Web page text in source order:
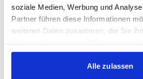
soziale Medien, Werbung und
Partner führen diese Informationen
weiteren Daten zusammen, die Sie
gesammelt haben.
Alle zulassen
Paul Dittmer eine sehr große Freude
Aufstellung Stuttgarter Kickers:
Djokaj (82. Beslic), Elmas (82.
Guerra), Loch, Beer (82. Fahrbach),